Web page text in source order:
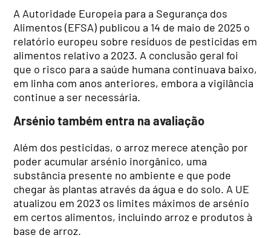
A Autoridade Europeia para a Segurança dos
Alimentos (EFSA) publicou a 14 de maio de 2025 o
relatório europeu sobre resíduos de pesticidas em
alimentos relativo a 2023. A conclusão geral foi
que o risco para a saúde humana continuava baixo,
em linha com anos anteriores, embora a vigilância
continue a ser necessária.
Arsénio também entra na avaliação
Além dos pesticidas, o arroz merece atenção por
poder acumular arsénio inorgânico, uma
substância presente no ambiente e que pode
chegar às plantas através da água e do solo. A UE
atualizou em 2023 os limites máximos de arsénio
em certos alimentos, incluindo arroz e produtos à
base de arroz.